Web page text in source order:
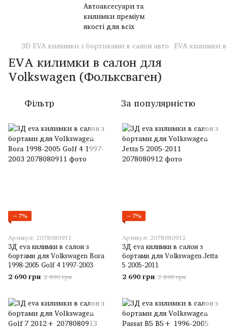
3D EVA килимки з бортиками в салон авто EVA килимки
EVA килимки в салон для
Volkswagen (Фольксваген)
Фільтр За популярністю
−7%
Артикул: 2078080911
3Д eva килимки в салон з
бортами для Volkswagen Bora
1998-2005 Golf 4 1997-2003
2 690 грн 2 890 грн
−7%
Артикул: 2078080912
3Д eva килимки в салон з
бортами для Volkswagen Jetta
5 2005-2011
2 690 грн 2 890 грн